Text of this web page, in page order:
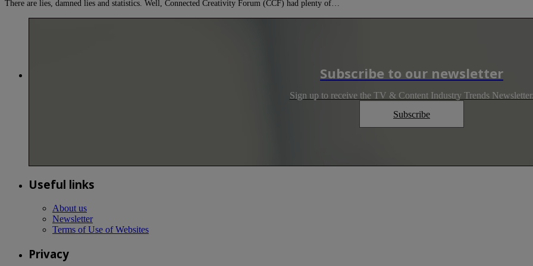
There are lies, damned lies and statistics. Well, Connected Creativity Forum (CCF) had plenty of…
Subscribe to our newsletter
Sign up to receive the TV & Content Industry Trends
Subscribe
Useful links
About us
Newsletter
Terms of Use of Websites
Privacy